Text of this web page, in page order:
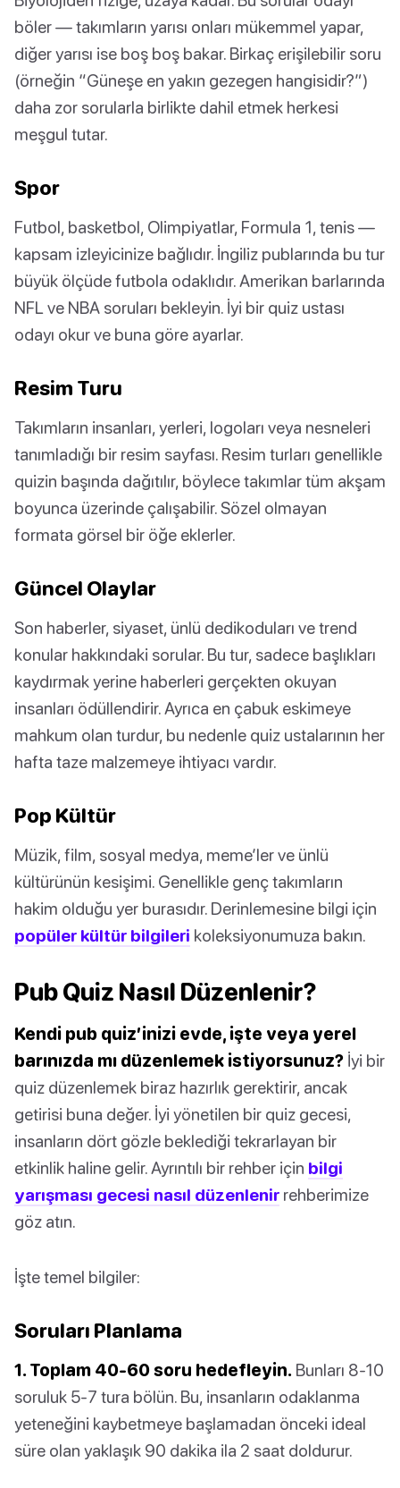
böler — takımların yarısı onları mükemmel yapar,
diğer yarısı ise boş boş bakar. Birkaç erişilebilir soru
(örneğin “Güneşe en yakın gezegen hangisidir?”)
daha zor sorularla birlikte dahil etmek herkesi
meşgul tutar.
Spor
Futbol, basketbol, Olimpiyatlar, Formula 1, tenis —
kapsam izleyicinize bağlıdır. İngiliz publarında bu tur
büyük ölçüde futbola odaklıdır. Amerikan barlarında
NFL ve NBA soruları bekleyin. İyi bir quiz ustası
odayı okur ve buna göre ayarlar.
Resim Turu
Takımların insanları, yerleri, logoları veya nesneleri
tanımladığı bir resim sayfası. Resim turları genellikle
quizin başında dağıtılır, böylece takımlar tüm akşam
boyunca üzerinde çalışabilir. Sözel olmayan
formata görsel bir öğe eklerler.
Güncel Olaylar
Son haberler, siyaset, ünlü dedikoduları ve trend
konular hakkındaki sorular. Bu tur, sadece başlıkları
kaydırmak yerine haberleri gerçekten okuyan
insanları ödüllendirir. Ayrıca en çabuk eskimeye
mahkum olan turdur, bu nedenle quiz ustalarının her
hafta taze malzemeye ihtiyacı vardır.
Pop Kültür
Müzik, film, sosyal medya, meme’ler ve ünlü
kültürünün kesişimi. Genellikle genç takımların
hakim olduğu yer burasıdır. Derinlemesine bilgi için
popüler kültür bilgileri koleksiyonumuza bakın.
Pub Quiz Nasıl Düzenlenir?
Kendi pub quiz’inizi evde, işte veya yerel
barınızda mı düzenlemek istiyorsunuz? İyi bir
quiz düzenlemek biraz hazırlık gerektirir, ancak
getirisi buna değer. İyi yönetilen bir quiz gecesi,
insanların dört gözle beklediği tekrarlayan bir
etkinlik haline gelir. Ayrıntılı bir rehber için bilgi
yarışması gecesi nasıl düzenlenir rehberimize
göz atın.
İşte temel bilgiler:
Soruları Planlama
1. Toplam 40-60 soru hedefleyin. Bunları 8-10
soruluk 5-7 tura bölün. Bu, insanların odaklanma
yeteneğini kaybetmeye başlamadan önceki ideal
süre olan yaklaşık 90 dakika ila 2 saat doldurur.